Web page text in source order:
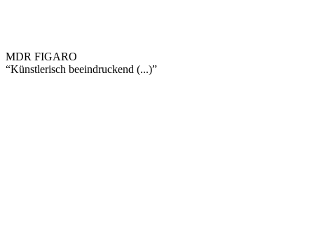
MDR FIGARO
“Künstlerisch beeindruckend (...)”